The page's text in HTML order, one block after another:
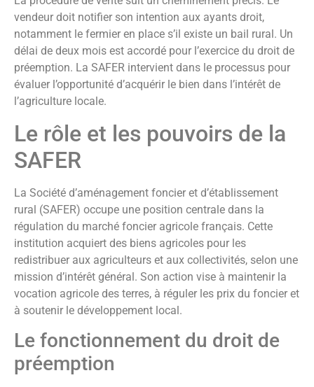
vendeur doit notifier son intention aux ayants droit,
notamment le fermier en place s’il existe un bail rural. Un
délai de deux mois est accordé pour l’exercice du droit de
préemption. La SAFER intervient dans le processus pour
évaluer l’opportunité d’acquérir le bien dans l’intérêt de
l’agriculture locale.
Le rôle et les pouvoirs de la
SAFER
La Société d’aménagement foncier et d’établissement
rural (SAFER) occupe une position centrale dans la
régulation du marché foncier agricole français. Cette
institution acquiert des biens agricoles pour les
redistribuer aux agriculteurs et aux collectivités, selon une
mission d’intérêt général. Son action vise à maintenir la
vocation agricole des terres, à réguler les prix du foncier et
à soutenir le développement local.
Le fonctionnement du droit de
préemption